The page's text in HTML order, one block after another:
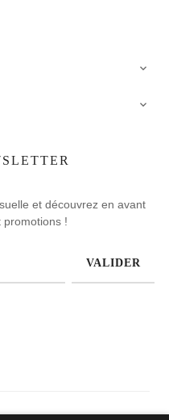


et découvrez en avant
promotions !
VALIDER